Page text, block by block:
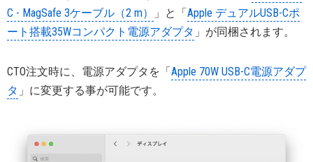
C - MagSafe 3ケーブル（2 m）
」と「Apple デュアルUSB-Cポ
ート搭載35Wコンパクト電源アダプタ 」が同梱されます。
CTO注文時に、電源アダプタを「Apple 70W USB-C電源アダプ
タ 」に変更する事が可能です。